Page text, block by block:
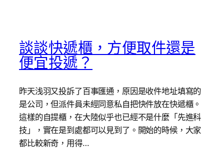
談談快遞櫃，方便取件還是
便宜投遞？
昨天浅羽又投訴了百事匯通，原因是收件地址填寫的
是公司，但派件員未經同意私自把快件放在快遞櫃。
這樣的自提櫃，在大陸似乎也已經不是什麼「先進科
技」，實在是到處都可以見到了。開始的時候，大家
都比較新奇，用得…